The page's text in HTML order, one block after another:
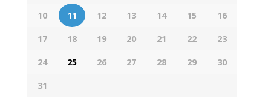
10 11 12 13 14 15 16
17 18 19 20 21 22 23
24 25 26 27 28 29 30
31